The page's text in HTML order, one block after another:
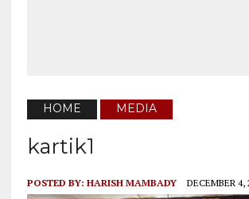
HOME MEDIA
kartik1
POSTED BY: HARISH MAMBADY DECEMBER 4,